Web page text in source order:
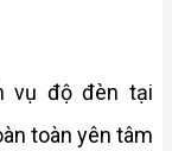
vụ độ đèn tại
toàn yên tâm